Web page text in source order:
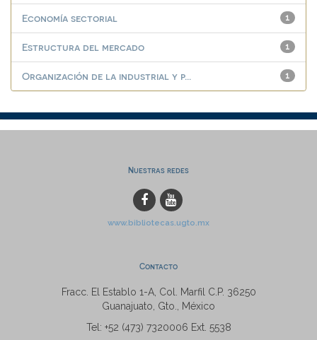
1
Economía sectorial
1
Estructura del mercado
1
Organización de la industrial y p...
Nuestras redes
www.bibliotecas.ugto.mx
Contacto
Fracc. El Establo 1-A, Col. Marfil C.P. 36250
Guanajuato, Gto., México
Tel: +52 (473) 7320006 Ext. 5538